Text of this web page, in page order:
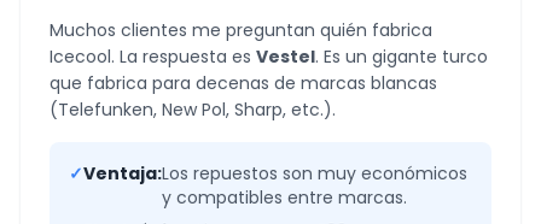
Muchos clientes me preguntan quién fabrica
Icecool. La respuesta es Vestel. Es un gigante turco
que fabrica para decenas de marcas blancas
(Telefunken, New Pol, Sharp, etc.).
✓Ventaja:Los repuestos son muy económicos
y compatibles entre marcas.